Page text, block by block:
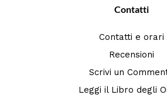
Contatti
Contatti e orari
Recensioni
Scrivi un
Leggi il Libro degli